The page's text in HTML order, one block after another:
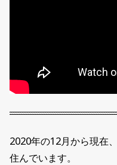
2020年の12月から現在
住んでいます。